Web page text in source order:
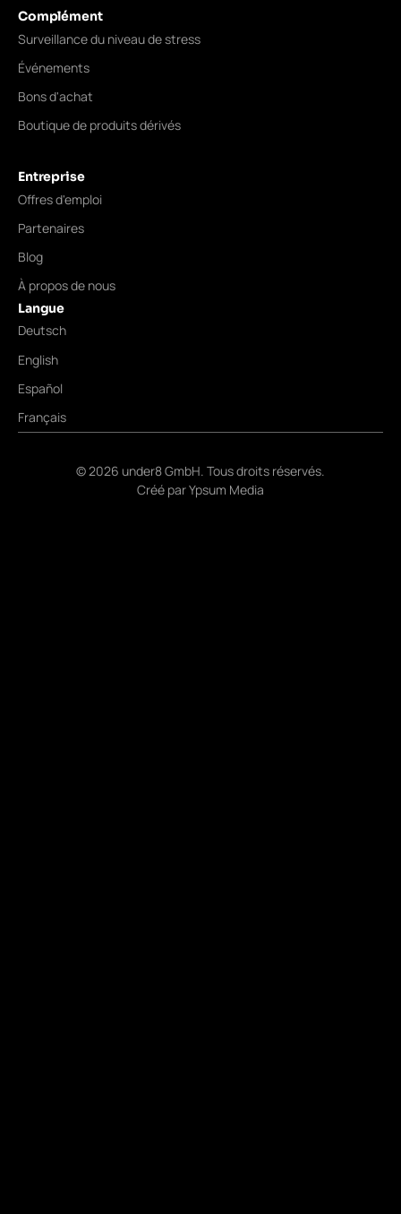
Complément
Surveillance du niveau de stress
Événements
Bons d'achat
Boutique de produits dérivés
Entreprise
Offres d'emploi
Partenaires
Blog
À propos de nous
Langue
Deutsch
English
Español
Français
©2026 under8 GmbH. Tous droits réservés.
Créé parYpsum Media